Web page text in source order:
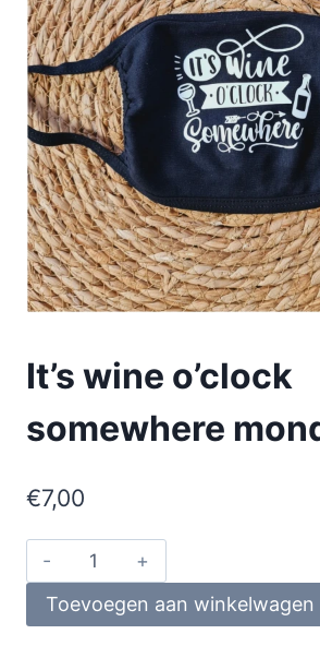
It’s wine o’clock
somewhere
€7,00
Toevoegen aan winkelwagen